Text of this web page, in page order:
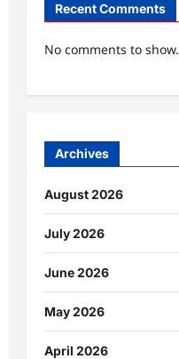
Recent Comments
No comments to show.
Archives
August 2026
July 2026
June 2026
May 2026
April 2026